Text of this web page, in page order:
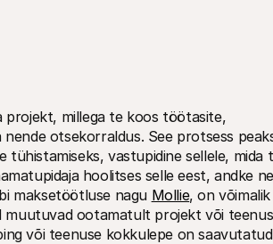
projekt, millega te koos töötasite,
otsekorraldus. See protsess
vastupidine sellele, mida
hoolitses selle eest, andke
maksetöötluse nagu Mollie, on võimalik
muutuvad ootamatult projekt või
või teenuse kokkulepe on